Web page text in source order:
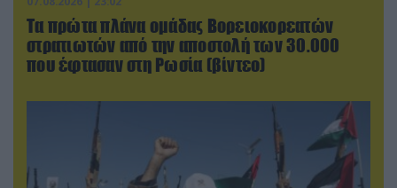
Τα πρώτα πλάνα ομάδας Βορειοκορεατών
στρατιωτών από την αποστολή των 30.000
που έφτασαν στη Ρωσία (βίντεο)